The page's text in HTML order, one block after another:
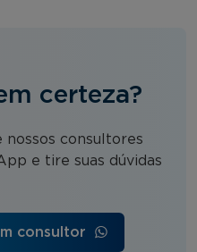
certeza?
nossos consultores
e tire suas dúvidas
consultor